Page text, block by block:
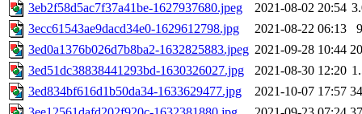
3eb2f58d5ac7f37a41be-1627937680.jpeg
2021-08-02 20:54
3ecc61543ae9dacd34e0-1629612798.jpg
2021-08-22 06:13
3ed0a1376b026d7b8ba2-1632825883.jpeg 2021-09-28 10:44
3ed51dc38838441293bd-1630326027.jpg
2021-08-30 12:20
3ed834bf616d1b50da34-1633629477.jpg
2021-10-07 17:57